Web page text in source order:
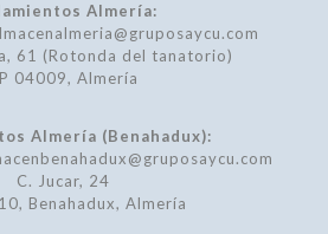
Almería:
61 (Rotonda del tanatorio)
04009, Almería
Almería (Benahadux):
C. Jucar, 24
Benahadux, Almería